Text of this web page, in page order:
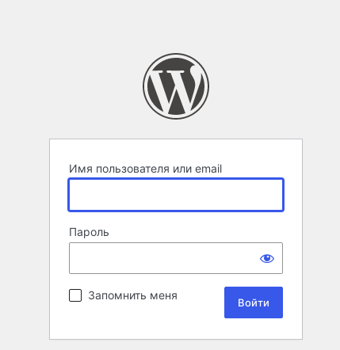
Имя пользователя или email
Пароль
Запомнить меня